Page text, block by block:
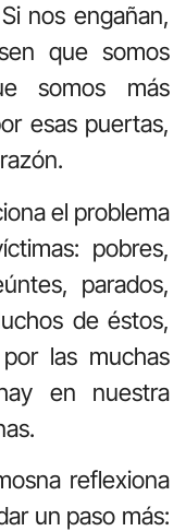
nos engañan,
que somos
somos más
esas puertas,
el problema
pobres,
parados,
de éstos,
las muchas
en nuestra
reflexiona
un paso más: